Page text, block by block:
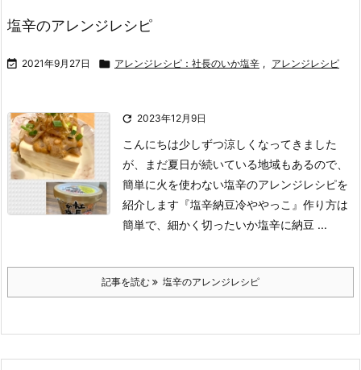
塩辛のアレンジレシピ
 2021年9月27日  アレンジレシピ：社長のいか塩辛 , アレンジレシピ
 2023年12月9日
こんにちは少しずつ涼しくなってきました
が、まだ夏日が続いている地域もあるので、
簡単に火を使わない塩辛のアレンジレシピを
紹介します 『塩辛納豆冷ややっこ』 作り方は
簡単で、細かく切ったいか塩辛に納豆 ...
記事を読む 塩辛のアレンジレシピ